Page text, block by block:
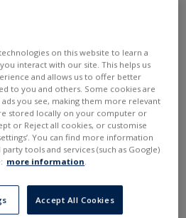
on this website to learn a
interact with our site. This helps us
and allows us to offer better
to you and others. Some cookies are
you see, making them more relevant
stored locally on your computer or
or Reject all cookies, or customise
You can find more information
tools and services (such as Google)
more information.
Accept All Cookies